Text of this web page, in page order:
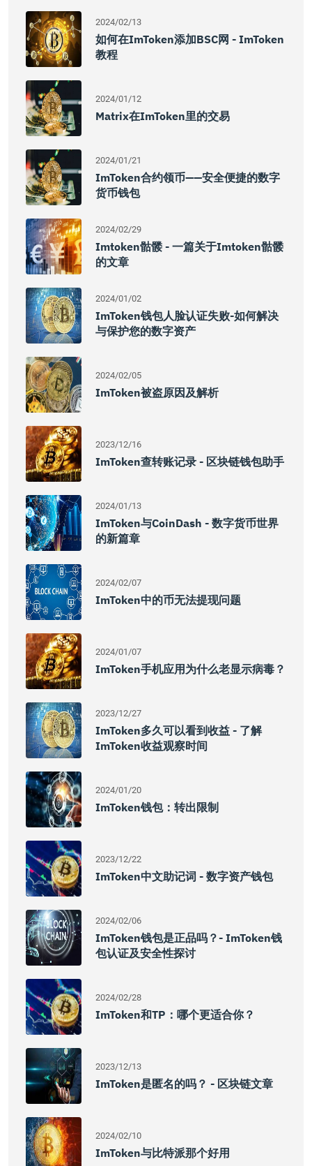
2024/02/13
如何在imToken添加BSC网 - ImToken
教程
2024/01/12
Matrix在imToken里的交易
2024/01/21
ImToken合约领币——安全便捷的数字
货币钱包
2024/02/29
Imtoken骷髅 - 一篇关于imtoken骷髅
的文章
2024/01/02
ImToken钱包人脸认证失败-如何解决
与保护您的数字资产
2024/02/05
ImToken被盗原因及解析
2023/12/16
ImToken查转账记录 - 区块链钱包助手
2024/01/13
ImToken与CoinDash - 数字货币世界
的新篇章
2024/02/07
ImToken中的币无法提现问题
2024/01/07
ImToken手机应用为什么老显示病毒？
2023/12/27
ImToken多久可以看到收益 - 了解
ImToken收益观察时间
2024/01/20
ImToken钱包：转出限制
2023/12/22
ImToken中文助记词 - 数字资产钱包
2024/02/06
ImToken钱包是正品吗？- ImToken钱
包认证及安全性探讨
2024/02/28
ImToken和TP：哪个更适合你？
2023/12/13
ImToken是匿名的吗？ - 区块链文章
2024/02/10
ImToken与比特派那个好用